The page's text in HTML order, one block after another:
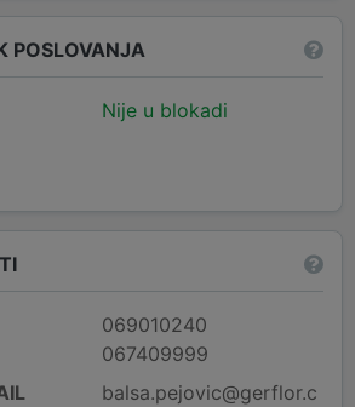
POSLOVANJA
Nije u blokadi
069010240
067409999
balsa.pejovic@gerflor.c